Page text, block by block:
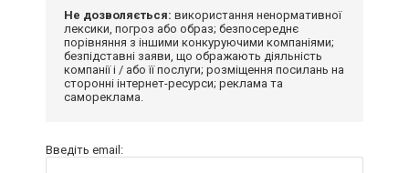
Не дозволяється: використання ненормативної
лексики, погроз або образ; безпосереднє
порівняння з іншими конкуруючими компаніями;
безпідставні заяви, що ображають діяльність
компанії і / або її послуги; розміщення посилань на
сторонні інтернет-ресурси; реклама та
самореклама.
Введіть email: